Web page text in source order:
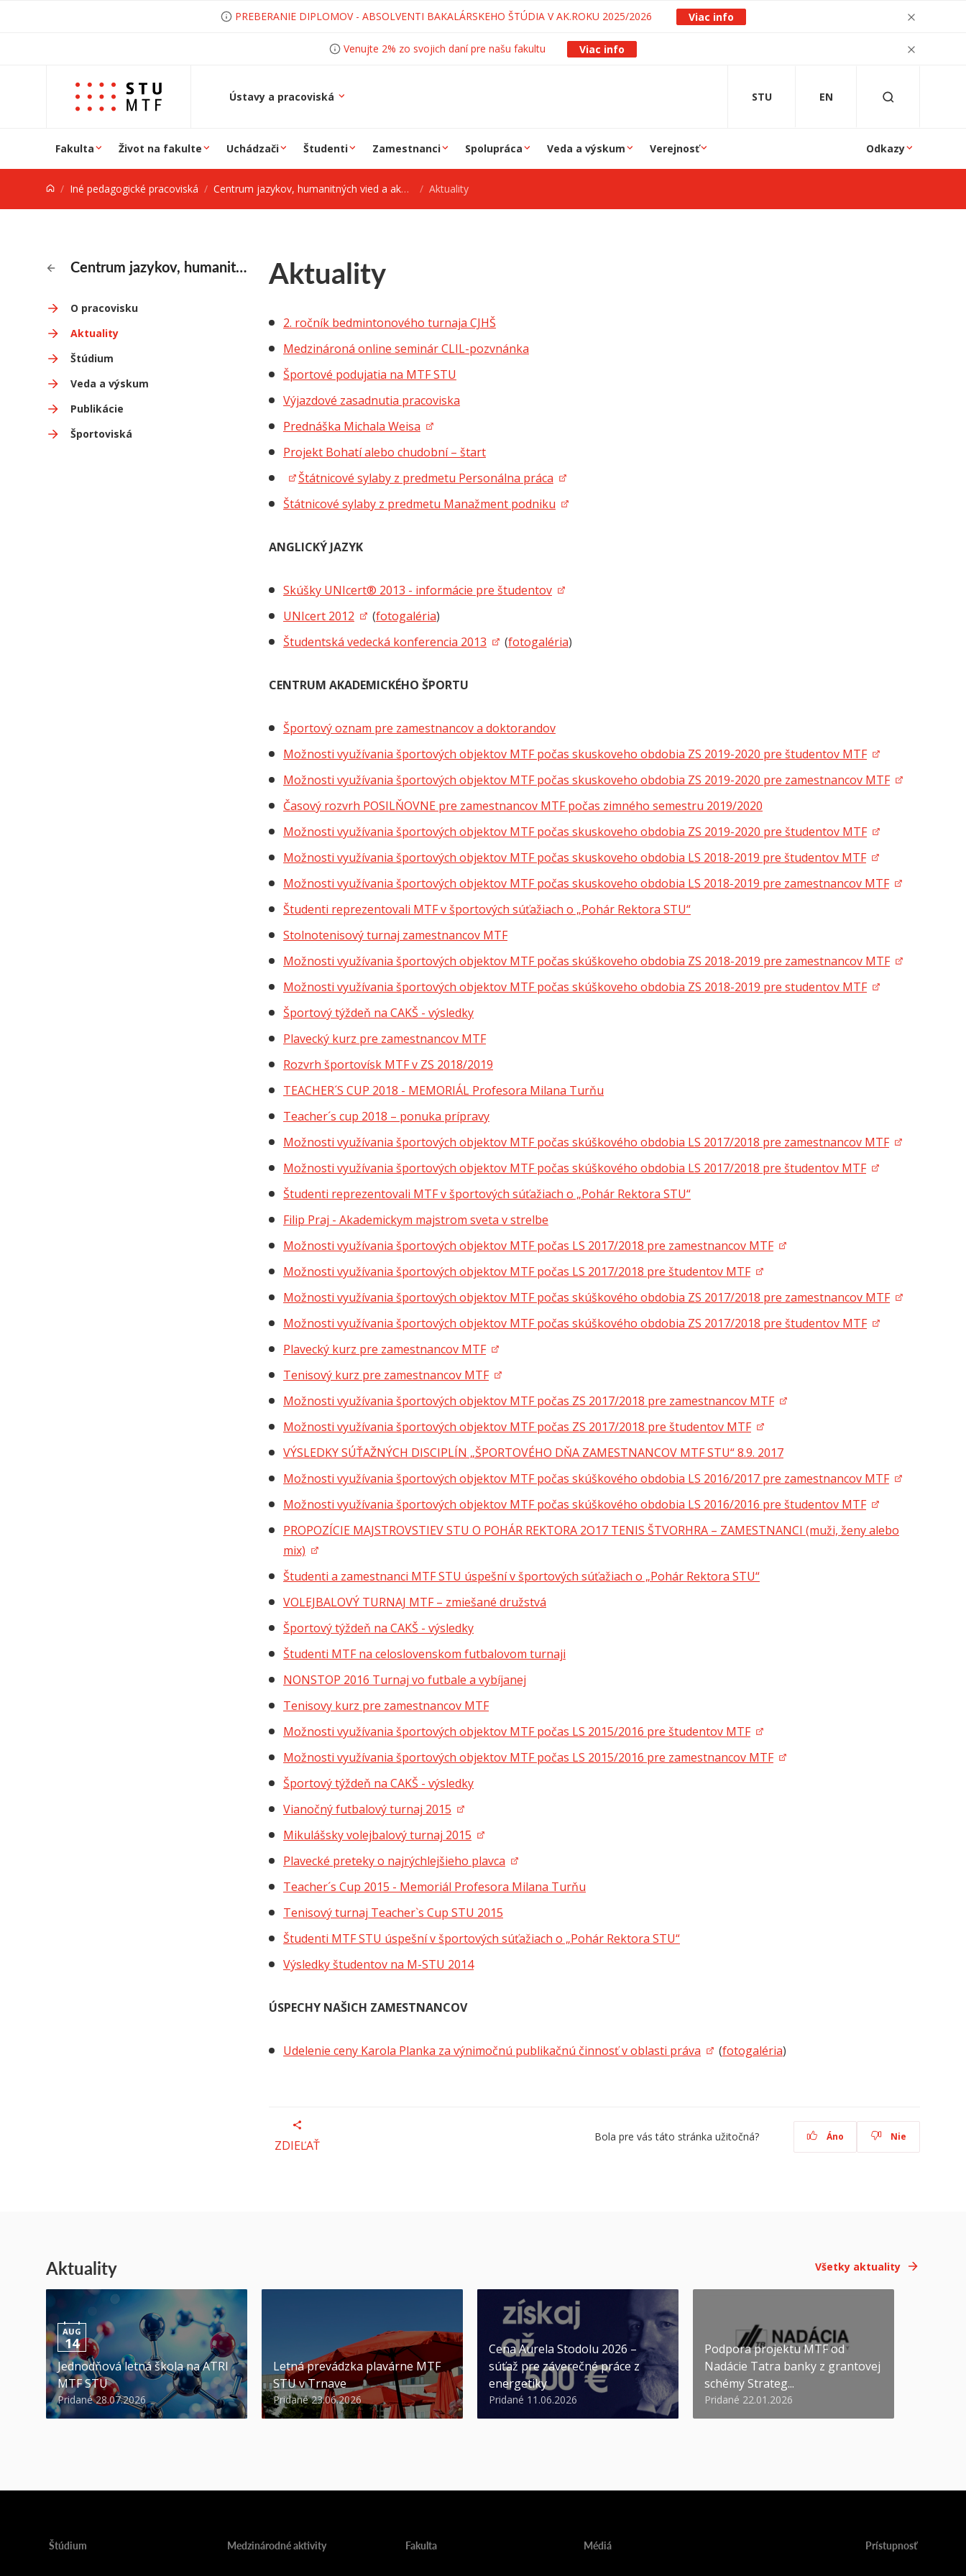
PREBERANIE DIPLOMOV - ABSOLVENTI BAKALÁRSKEHO ŠTÚDIA V AK.ROKU 2025/2026 Viac info
Venujte 2% zo svojich daní pre našu fakultu Viac info
Ústavy a pracoviská STU EN
Fakulta Život na fakulte Uchádzači Študenti Zamestnanci Spolupráca Veda a výskum Verejnosť Odkazy
Iné pedagogické pracoviská Centrum jazykov, humanitných vied a akademického športu Aktuality
Centrum jazykov, humanitných vied a akademického športu
O pracovisku
Aktuality
Štúdium
Veda a výskum
Publikácie
Športoviská
Aktuality
2. ročník bedmintonového turnaja CJHŠ
Medzinároná online seminár CLIL-pozvnánka
Športové podujatia na MTF STU
Výjazdové zasadnutia pracoviska
Prednáška Michala Weisa
Projekt Bohatí alebo chudobní – štart
Štátnicové sylaby z predmetu Personálna práca
Štátnicové sylaby z predmetu Manažment podniku
ANGLICKÝ JAZYK
Skúšky UNIcert® 2013 - informácie pre študentov
UNIcert 2012
(fotogaléria)
Študentská vedecká konferencia 2013
(fotogaléria)
CENTRUM AKADEMICKÉHO ŠPORTU
Športový oznam pre zamestnancov a doktorandov
Možnosti využívania športových objektov MTF počas skuskoveho obdobia ZS 2019-2020 pre študentov MTF
Možnosti využívania športových objektov MTF počas skuskoveho obdobia ZS 2019-2020 pre zamestnancov MTF
Časový rozvrh POSILŇOVNE pre zamestnancov MTF počas zimného semestru 2019/2020
Možnosti využívania športových objektov MTF počas skuskoveho obdobia ZS 2019-2020 pre študentov MTF
Možnosti využívania športových objektov MTF počas skuskoveho obdobia LS 2018-2019 pre študentov MTF
Možnosti využívania športových objektov MTF počas skuskoveho obdobia LS 2018-2019 pre zamestnancov MTF
Študenti reprezentovali MTF v športových súťažiach o „Pohár Rektora STU“
Stolnotenisový turnaj zamestnancov MTF
Možnosti využívania športových objektov MTF počas skúškoveho obdobia ZS 2018-2019 pre zamestnancov MTF
Možnosti využívania športových objektov MTF počas skúškoveho obdobia ZS 2018-2019 pre studentov MTF
Športový týždeň na CAKŠ - výsledky
Plavecký kurz pre zamestnancov MTF
Rozvrh športovísk MTF v ZS 2018/2019
TEACHER´S CUP 2018 - MEMORIÁL Profesora Milana Turňu
Teacher´s cup 2018 – ponuka prípravy
Možnosti využívania športových objektov MTF počas skúškového obdobia LS 2017/2018 pre zamestnancov MTF
Možnosti využívania športových objektov MTF počas skúškového obdobia LS 2017/2018 pre študentov MTF
Študenti reprezentovali MTF v športových súťažiach o „Pohár Rektora STU“
Filip Praj - Akademickym majstrom sveta v strelbe
Možnosti využívania športových objektov MTF počas LS 2017/2018 pre zamestnancov MTF
Možnosti využívania športových objektov MTF počas LS 2017/2018 pre študentov MTF
Možnosti využívania športových objektov MTF počas skúškového obdobia ZS 2017/2018 pre zamestnancov MTF
Možnosti využívania športových objektov MTF počas skúškového obdobia ZS 2017/2018 pre študentov MTF
Plavecký kurz pre zamestnancov MTF
Tenisový kurz pre zamestnancov MTF
Možnosti využívania športových objektov MTF počas ZS 2017/2018 pre zamestnancov MTF
Možnosti využívania športových objektov MTF počas ZS 2017/2018 pre študentov MTF
VÝSLEDKY SÚŤAŽNÝCH DISCIPLÍN „ŠPORTOVÉHO DŇA ZAMESTNANCOV MTF STU“ 8.9. 2017
Možnosti využívania športových objektov MTF počas skúškového obdobia LS 2016/2017 pre zamestnancov MTF
Možnosti využívania športových objektov MTF počas skúškového obdobia LS 2016/2016 pre študentov MTF
PROPOZÍCIE MAJSTROVSTIEV STU O POHÁR REKTORA 2O17 TENIS ŠTVORHRA – ZAMESTNANCI (muži, ženy alebo
mix)
Študenti a zamestnanci MTF STU úspešní v športových súťažiach o „Pohár Rektora STU“
VOLEJBALOVÝ TURNAJ MTF – zmiešané družstvá
Športový týždeň na CAKŠ - výsledky
Študenti MTF na celoslovenskom futbalovom turnaji
NONSTOP 2016 Turnaj vo futbale a vybíjanej
Tenisovy kurz pre zamestnancov MTF
Možnosti využívania športových objektov MTF počas LS 2015/2016 pre študentov MTF
Možnosti využívania športových objektov MTF počas LS 2015/2016 pre zamestnancov MTF
Športový týždeň na CAKŠ - výsledky
Vianočný futbalový turnaj 2015
Mikulášsky volejbalový turnaj 2015
Plavecké preteky o najrýchlejšieho plavca
Teacher´s Cup 2015 - Memoriál Profesora Milana Turňu
Tenisový turnaj Teacher`s Cup STU 2015
Študenti MTF STU úspešní v športových súťažiach o „Pohár Rektora STU“
Výsledky študentov na M-STU 2014
ÚSPECHY NAŠICH ZAMESTNANCOV
Udelenie ceny Karola Planka za výnimočnú publikačnú činnosť v oblasti práva (fotogaléria)
ZDIEĽAŤ
Bola pre vás táto stránka užitočná? Áno Nie
Aktuality Všetky aktuality
AUG
14
Jednodňová letná škola na ATRI
MTF STU
Pridané 28.07.2026
Letná prevádzka plavárne MTF
STU v Trnave
Pridané 23.06.2026
Cena Aurela Stodolu 2026 –
súťaž pre záverečné práce z
energetiky
Pridané 11.06.2026
Podpora projektu MTF od
Nadácie Tatra banky z grantovej
schémy Strateg...
Pridané 22.01.2026
Štúdium Medzinárodné aktivity Fakulta Médiá Prístupnosť